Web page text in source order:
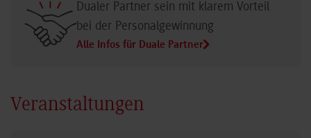
Dualer Partner sein mit klarem Vorteil
bei der Personalgewinnung
Alle Infos für Duale Partner
Veranstaltungen